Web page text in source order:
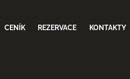
CENÍK REZERVACE KONTAKTY